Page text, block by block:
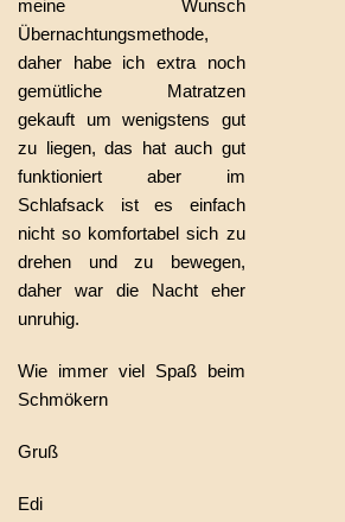
meine Wunsch
Übernachtungsmethode,
daher habe ich extra noch
gemütliche Matratzen
gekauft um wenigstens gut
zu liegen, das hat auch gut
funktioniert aber im
Schlafsack ist es einfach
nicht so komfortabel sich zu
drehen und zu bewegen,
daher war die Nacht eher
unruhig.
Wie immer viel Spaß beim
Schmökern
Gruß
Edi